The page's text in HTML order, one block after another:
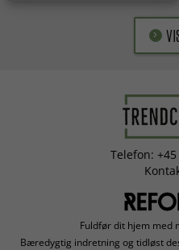
Telefon:
Fuldfør dit hjem med
Bæredygtig indretning og tidløst